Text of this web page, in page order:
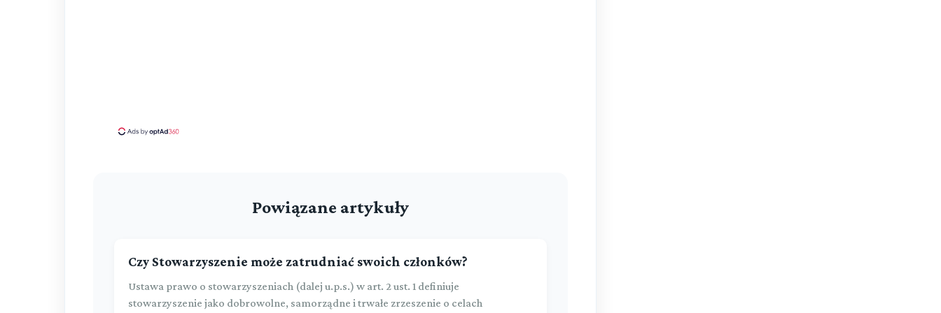
Powiązane artykuły
Czy Stowarzyszenie może zatrudniać swoich członków?
Ustawa prawo o stowarzyszeniach (dalej u.p.s.) w art. 2 ust. 1 definiuje
stowarzyszenie jako dobrowolne, samorządne i trwałe zrzeszenie o celach